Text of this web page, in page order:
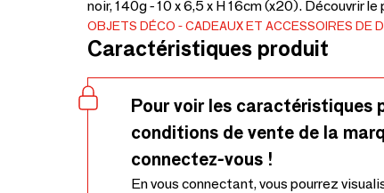
noir, 140g - 10 x 6,5 x H 16cm (x20). Découvrir le
OBJETS DÉCO CADEAUX ET ACCESSOIRES DE
Caractéristiques produit
Pour voir les caractéristiques
conditions de vente de la
connectez-vous !
En vous connectant, vous pourrez